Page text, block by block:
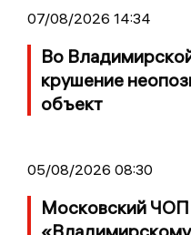
07/08/2026 14:34
Во
крушение
объект
05/08/2026 08:30
Московский ЧОП